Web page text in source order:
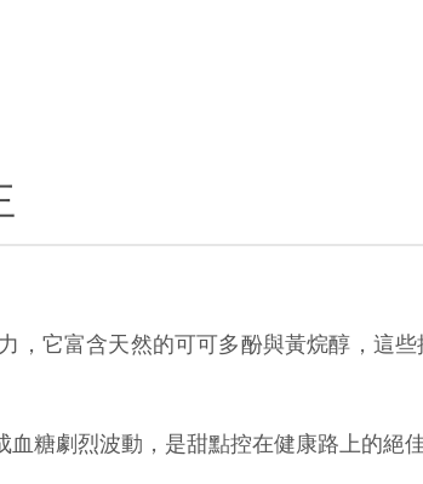
它富含天然的可可多酚與黃烷醇，這
糖劇烈波動，是甜點控在健康路上的絕佳